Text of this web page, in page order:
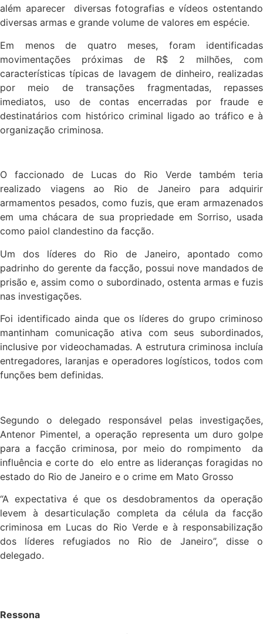
além aparecer diversas fotografias e vídeos ostentando
diversas armas e grande volume de valores em espécie.
Em menos de quatro meses, foram identificadas
movimentações próximas de R$ 2 milhões, com
características típicas de lavagem de dinheiro, realizadas
por meio de transações fragmentadas, repasses
imediatos, uso de contas encerradas por fraude e
destinatários com histórico criminal ligado ao tráfico e à
organização criminosa.
O faccionado de Lucas do Rio Verde também teria
realizado viagens ao Rio de Janeiro para adquirir
armamentos pesados, como fuzis, que eram armazenados
em uma chácara de sua propriedade em Sorriso, usada
como paiol clandestino da facção.
Um dos líderes do Rio de Janeiro, apontado como
padrinho do gerente da facção, possui nove mandados de
prisão e, assim como o subordinado, ostenta armas e fuzis
nas investigações.
Foi identificado ainda que os líderes do grupo criminoso
mantinham comunicação ativa com seus subordinados,
inclusive por videochamadas. A estrutura criminosa incluía
entregadores, laranjas e operadores logísticos, todos com
funções bem definidas.
Segundo o delegado responsável pelas investigações,
Antenor Pimentel, a operação representa um duro golpe
para a facção criminosa, por meio do rompimento da
influência e corte do elo entre as lideranças foragidas no
estado do Rio de Janeiro e o crime em Mato Grosso
“A expectativa é que os desdobramentos da operação
levem à desarticulação completa da célula da facção
criminosa em Lucas do Rio Verde e à responsabilização
dos líderes refugiados no Rio de Janeiro”, disse o
delegado.
Ressona